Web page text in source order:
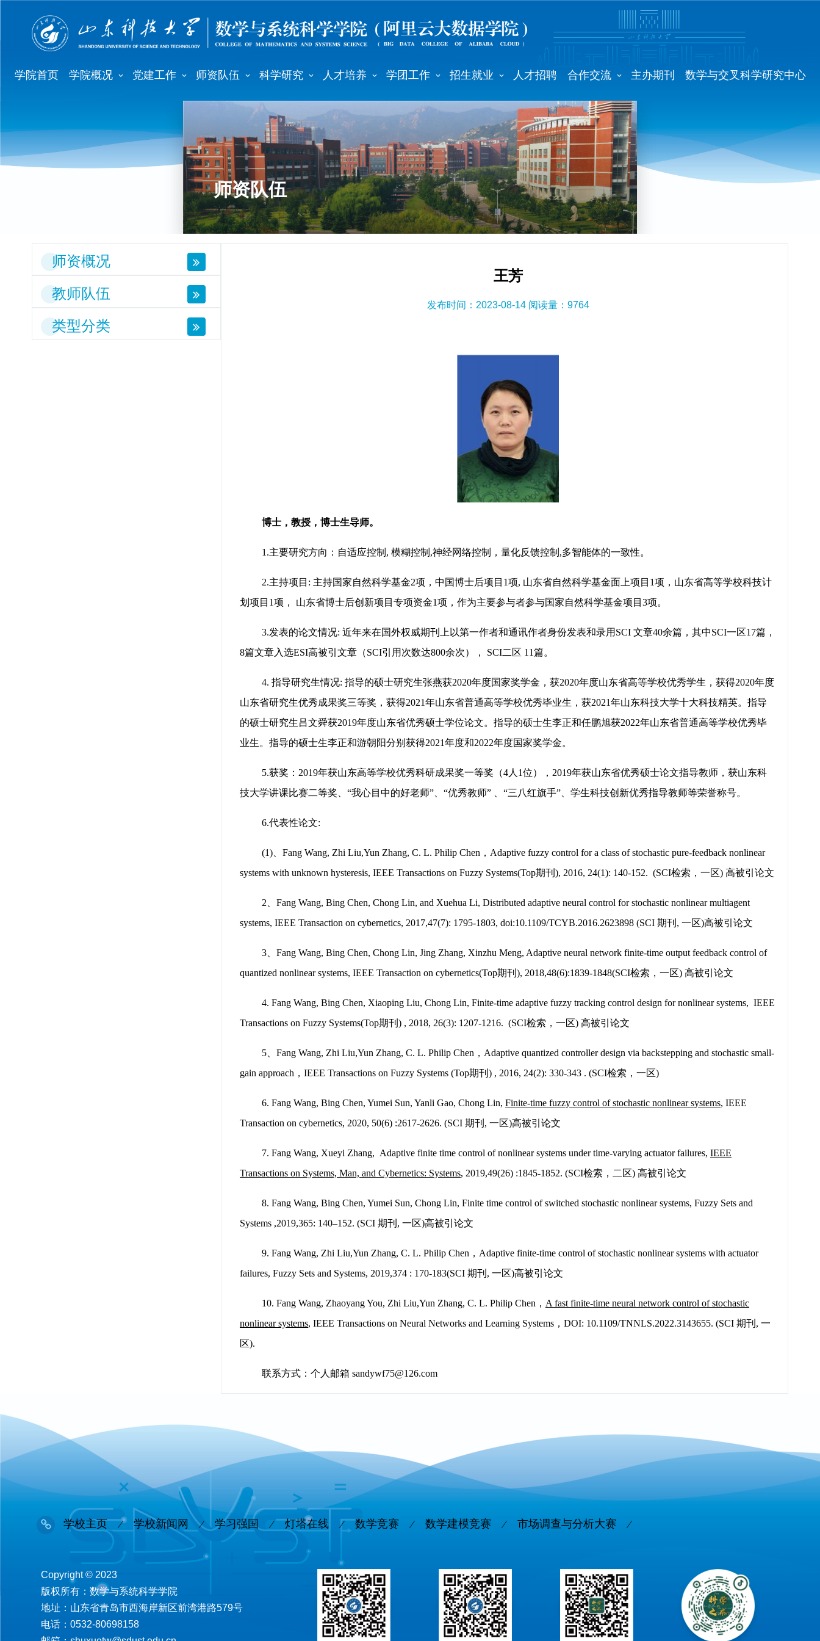
学院首页 学院概况 党建工作 师资队伍 科学研究 人才培养 学团工作 招生就业 人才招聘 合作交流 主办期刊 数学与交叉科学研究中心
师资队伍
师资概况
教师队伍
类型分类
王芳
发布时间：2023-08-14 阅读量： 9764
博士，教授，博士生导师。
1.主要研究方向：自适应控制, 模糊控制,神经网络控制，量化反馈控制,多智能体的一致性。
2.主持项目: 主持国家自然科学基金2项，中国博士后项目1项, 山东省自然科学基金面上项目1项，山东省高等学校科技计
划项目1项， 山东省博士后创新项目专项资金1项，作为主要参与者参与国家自然科学基金项目3项。
3.发表的论文情况: 近年来在国外权威期刊上以第一作者和通讯作者身份发表和录用SCI 文章40余篇，其中SCI一区17篇，
8篇文章入选ESI高被引文章（SCI引用次数达800余次）， SCI二区 11篇。
4. 指导研究生情况: 指导的硕士研究生张燕获2020年度国家奖学金，获2020年度山东省高等学校优秀学生，获得2020年度
山东省研究生优秀成果奖三等奖，获得2021年山东省普通高等学校优秀毕业生，获2021年山东科技大学十大科技精英。指导
的硕士研究生吕文舜获2019年度山东省优秀硕士学位论文。指导的硕士生李正和任鹏旭获2022年山东省普通高等学校优秀毕
业生。指导的硕士生李正和游朝阳分别获得2021年度和2022年度国家奖学金。
5.获奖：2019年获山东高等学校优秀科研成果奖一等奖（4人1位），2019年获山东省优秀硕士论文指导教师，获山东科
技大学讲课比赛二等奖、“我心目中的好老师”、“优秀教师” 、“三八红旗手”、学生科技创新优秀指导教师等荣誉称号。
6.代表性论文:
(1)、Fang Wang, Zhi Liu,Yun Zhang, C. L. Philip Chen， Adaptive fuzzy control for a class of stochastic pure-feedback nonlinear
systems with unknown hysteresis, IEEE Transactions on Fuzzy Systems(Top期刊), 2016, 24(1): 140-152. (SCI检索，一区) 高被引论文
2、Fang Wang, Bing Chen, Chong Lin, and Xuehua Li, Distributed adaptive neural control for stochastic nonlinear multiagent
systems, IEEE Transaction on cybernetics, 2017,47(7): 1795-1803, doi:10.1109/TCYB.2016.2623898 (SCI 期刊, 一区)高被引论文
3、Fang Wang, Bing Chen, Chong Lin, Jing Zhang, Xinzhu Meng, Adaptive neural network finite-time output feedback control of
quantized nonlinear systems, IEEE Transaction on cybernetics(Top期刊), 2018,48(6):1839-1848(SCI检索，一区) 高被引论文
4. Fang Wang, Bing Chen, Xiaoping Liu, Chong Lin, Finite-time adaptive fuzzy tracking control design for nonlinear systems, IEEE
Transactions on Fuzzy Systems(Top期刊) , 2018, 26(3): 1207-1216. (SCI检索，一区) 高被引论文
5、Fang Wang, Zhi Liu,Yun Zhang, C. L. Philip Chen， Adaptive quantized controller design via backstepping and stochastic small-
gain approach，IEEE Transactions on Fuzzy Systems (Top期刊) , 2016, 24(2): 330-343 . (SCI检索，一区)
6. Fang Wang, Bing Chen, Yumei Sun, Yanli Gao, Chong Lin, Finite-time fuzzy control of stochastic nonlinear systems, IEEE
Transaction on cybernetics, 2020, 50(6) :2617-2626. (SCI 期刊, 一区)高被引论文
7. Fang Wang, Xueyi Zhang, Adaptive finite time control of nonlinear systems under time-varying actuator failures, IEEE
Transactions on Systems, Man, and Cybernetics: Systems, 2019,49(26) :1845-1852. (SCI检索，二区) 高被引论文
8. Fang Wang, Bing Chen, Yumei Sun, Chong Lin, Finite time control of switched stochastic nonlinear systems, Fuzzy Sets and
Systems ,2019,365: 140–152. (SCI 期刊, 一区)高被引论文
9. Fang Wang, Zhi Liu,Yun Zhang, C. L. Philip Chen，Adaptive finite-time control of stochastic nonlinear systems with actuator
failures, Fuzzy Sets and Systems, 2019,374 : 170-183(SCI 期刊, 一区)高被引论文
10. Fang Wang, Zhaoyang You, Zhi Liu,Yun Zhang, C. L. Philip Chen， A fast finite-time neural network control of stochastic
nonlinear systems, IEEE Transactions on Neural Networks and Learning Systems，DOI: 10.1109/TNNLS.2022.3143655. (SCI 期刊, 一
区).
联系方式：个人邮箱 sandywf75@126.com
学校主页 学校新闻网 学习强国 灯塔在线 数学竞赛 数学建模竞赛 市场调查与分析大赛
Copyright © 2023
版权所有：数学与系统科学学院
地址：山东省青岛市西海岸新区前湾港路579号
电话：0532-80698158